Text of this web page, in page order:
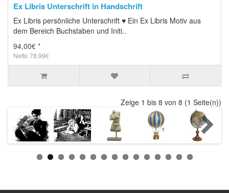
Ex Libris Unterschrift in Handschrift
Ex Libris persönliche Unterschrift ♥ Ein Ex Libris Motiv aus
dem Bereich Buchstaben und Initi..
94,00€ *
Netto 78,99€
Zeige 1 bis 8 von 8 (1 Seite(n))